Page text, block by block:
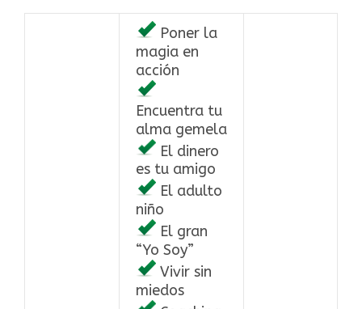
Poner la
magia en
acción
Encuentra tu
alma gemela
El dinero
es tu amigo
El adulto
niño
El gran
“Yo Soy”
Vivir sin
miedos